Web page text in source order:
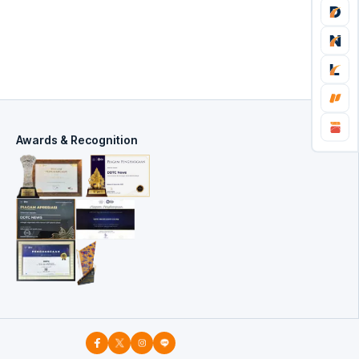
Awards & Recognition